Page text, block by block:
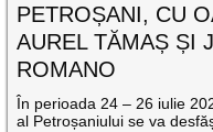
PETROȘANI, CU
AUREL TĂMAȘ ȘI
ROMANO
În perioada 24 – 26 iulie
al Petroșaniului se va